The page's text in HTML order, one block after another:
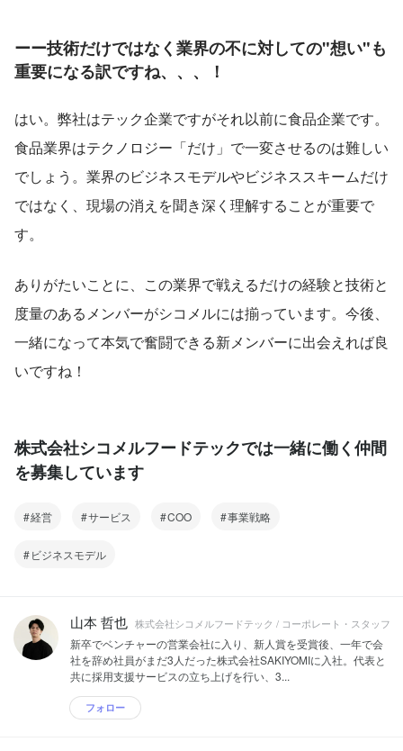
ーー技術だけではなく業界の不に対しての"想い"も
重要になる訳ですね、、、！
はい。弊社はテック企業ですがそれ以前に食品企業です。
食品業界はテクノロジー「だけ」で一変させるのは難しい
でしょう。業界のビジネスモデルやビジネススキームだけ
ではなく、現場の消えを聞き深く理解することが重要で
す。
ありがたいことに、この業界で戦えるだけの経験と技術と
度量のあるメンバーがシコメルには揃っています。今後、
一緒になって本気で奮闘できる新メンバーに出会えれば良
いですね！
株式会社シコメルフードテックでは一緒に働く仲間
を募集しています
経営 サービス COO 事業戦略
ビジネスモデル
山本 哲也 株式会社シコメルフードテック / コーポレート・スタッフ
新卒でベンチャーの営業会社に入り、新人賞を受賞後、一年で会
社を辞め社員がまだ3人だった株式会社SAKIYOMIに入社。代表と
共に採用支援サービスの立ち上げを行い、3...
フォロー